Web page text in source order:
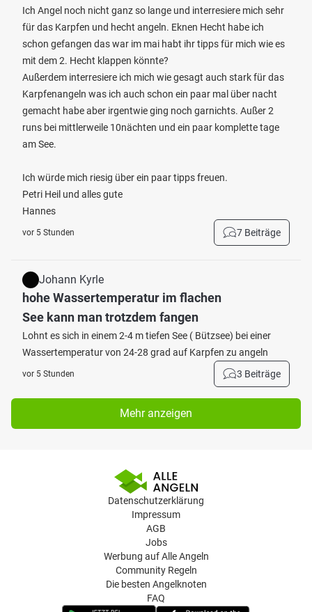
Ich Angel noch nicht ganz so lange und interresiere mich sehr
für das Karpfen und hecht angeln. Eknen Hecht habe ich
schon gefangen das war im mai habt ihr tipps für mich wie es
mit dem 2. Hecht klappen könnte?
Außerdem interresiere ich mich wie gesagt auch stark für das
Karpfenangeln was ich auch schon ein paar mal über nacht
gemacht habe aber irgentwie ging noch garnichts. Außer 2
runs bei mittlerweile 10nächten und ein paar komplette tage
am See.
Ich würde mich riesig über ein paar tipps freuen.
Petri Heil und alles gute
Hannes
vor 5 Stunden 7 Beiträge
Johann Kyrle
hohe Wassertemperatur im flachen
See kann man trotzdem fangen
Lohnt es sich in einem 2-4 m tiefen See ( Bützsee) bei einer
Wassertemperatur von 24-28 grad auf Karpfen zu angeln
vor 5 Stunden 3 Beiträge
Mehr anzeigen
Datenschutzerklärung
Impressum
AGB
Jobs
Werbung auf Alle Angeln
Community Regeln
Die besten Angelknoten
FAQ